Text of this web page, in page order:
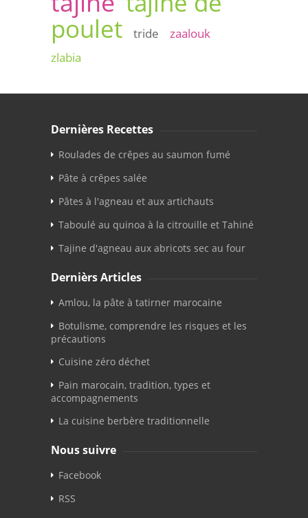
poulet
tride
zaalouk
zlabia
Dernières Recettes
Roulades de crêpes au saumon fumé
Pâte à crêpes salée
Pâtes à l'agneau et aux artichauts
Taboulé au quinoa à la citrouille et Tahiné
Tajine d'agneau aux abricots sec au four
Dernièrs Articles
Amlou, la pâte à tatirner marocaine
Botulisme, comprendre les risques et les
précautions
Cuisine zéro déchet
Pain marocain, tradition, types et
accompagnements
La cuisine berbère traditionnelle
Nous suivre
Facebook
RSS